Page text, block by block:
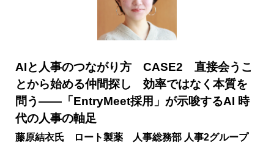
AIと人事のつながり方 CASE2 直接会うこ
とから始める仲間探し 効率ではなく本質を
問う――「EntryMeet採用」が示唆するAI 時
代の人事の軸足
藤原結衣氏 ロート製薬 人事総務部 人事2グループ